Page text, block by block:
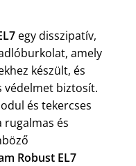
egy disszipatív,
amely
készült, és
védelmet biztosít.
és tekercses
rugalmas és
Robust EL7